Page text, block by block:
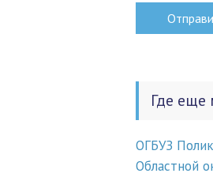
Где еще
ОГБУЗ
Областной